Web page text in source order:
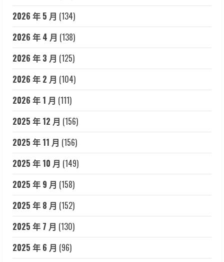
2026 年 5 月 (134)
2026 年 4 月 (138)
2026 年 3 月 (125)
2026 年 2 月 (104)
2026 年 1 月 (111)
2025 年 12 月 (156)
2025 年 11 月 (156)
2025 年 10 月 (149)
2025 年 9 月 (158)
2025 年 8 月 (152)
2025 年 7 月 (130)
2025 年 6 月 (96)